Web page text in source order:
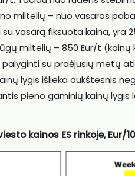
miltelių – nuo vasaros
vasarą fiksuota kaina, yra
miltelių – 850 Eur/t
su praėjusių metų
lygis išlieka aukštesnis
pieno gaminių kainų lygis
kainos ES rinkoje, Eur/